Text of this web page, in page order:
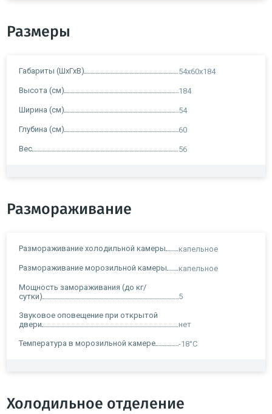
Размеры
Габариты (ШхГхВ) 54х60х184
Высота (см) 184
Ширина (см) 54
Глубина (см) 60
Вес 56
Размораживание
Размораживание холодильной камеры капельное
Размораживание морозильной камеры капельное
Мощность замораживания (до кг/
сутки)
5
Звуковое оповещение при открытой
двери
нет
Температура в морозильной камере -18°C
Холодильное отделение